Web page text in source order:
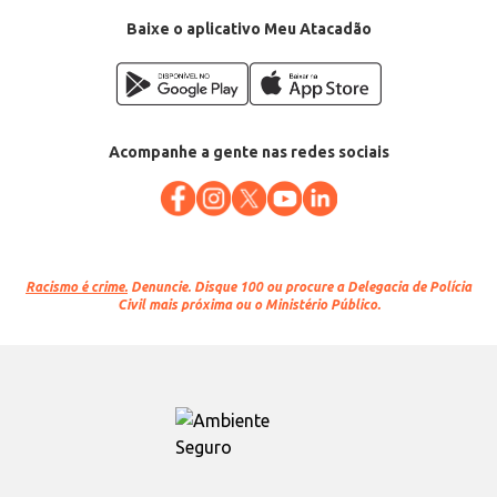
Baixe o aplicativo Meu Atacadão
Acompanhe a gente nas redes sociais
Racismo é crime. Denuncie. Disque 100 ou procure a Delegacia de Polícia
Civil mais próxima ou o Ministério Público.